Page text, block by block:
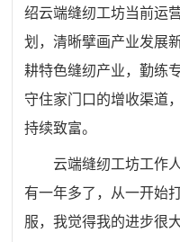
绍云端缝纫工坊当前运
划，清晰擘画产业发展
耕特色缝纫产业，勤练
守住家门口的增收渠道
持续致富。
云端缝纫工坊工作
有一年多了，从一开始
服，我觉得我的进步很